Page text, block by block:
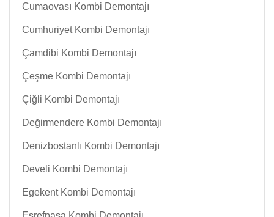
Cumaovası Kombi Demontajı
Cumhuriyet Kombi Demontajı
Çamdibi Kombi Demontajı
Çeşme Kombi Demontajı
Çiğli Kombi Demontajı
Değirmendere Kombi Demontajı
Denizbostanlı Kombi Demontajı
Develi Kombi Demontajı
Egekent Kombi Demontajı